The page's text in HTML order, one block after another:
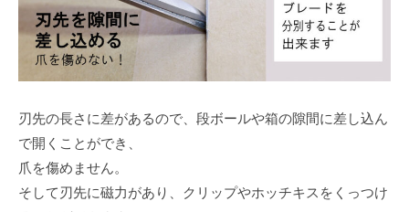
刃先の長さに差があるので、段ボールや箱の隙間に差し込ん
で開くことができ、
爪を傷めません。
そして刃先に磁力があり、クリップやホッチキスをくっつけ